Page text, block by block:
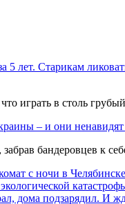
играть в столь
бандеровцев к
с ночи в Челябинске